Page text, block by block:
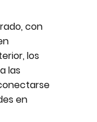
con
, los
las
en